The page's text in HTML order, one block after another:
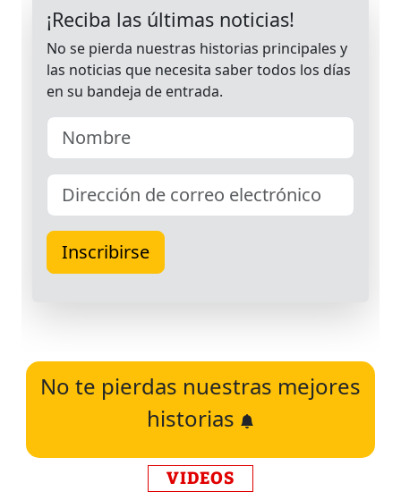
No te pierdas nuestras mejores
historias
VIDEOS